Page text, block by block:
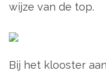
wijze van de top.
Bij het klooster